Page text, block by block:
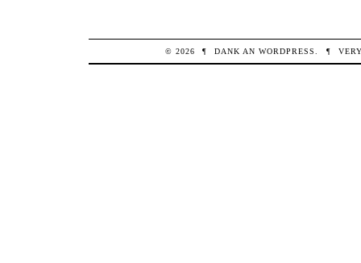
© 2026 ¶ DANK ANWORDPRESS ¶